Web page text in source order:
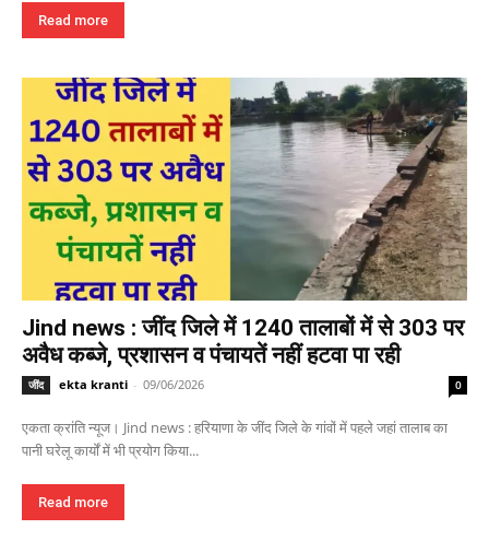
Read more
Jind news : जींद जिले में 1240 तालाबों में से 303 पर
अवैध कब्जे, प्रशासन व पंचायतें नहीं हटवा पा रही
जींद ekta kranti - 09/06/2026 0
एकता क्रांति न्यूज। Jind news : हरियाणा के जींद जिले के गांवों में पहले जहां तालाब का
पानी घरेलू कार्यों में भी प्रयोग किया...
Read more